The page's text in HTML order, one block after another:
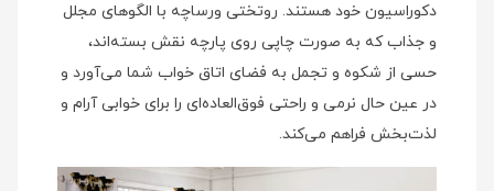
دکوراسیون خود هستند. روتختی ورساچه با الگوهای مجلل
و جذاب که به صورت چاپی روی پارچه نقش بسته‌اند،
حسی از شکوه و تجمل به فضای اتاق خواب شما می‌آورد و
در عین حال نرمی و راحتی فوق‌العاده‌ای را برای خوابی آرام و
لذت‌بخش فراهم می‌کند.